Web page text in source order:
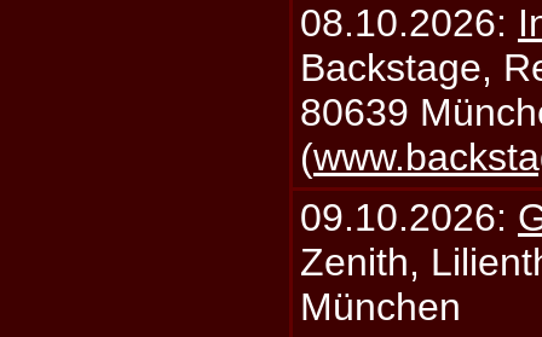
08.10.2026:
Backstage,
80639
(
09.10.2026:
Zenith,
München